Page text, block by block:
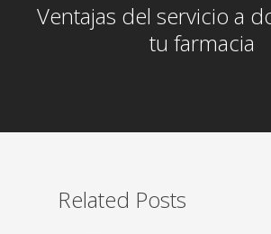
Ventajas del servicio a
tu farmacia
Related Posts